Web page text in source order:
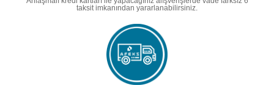
taksit imkanından yararlanabilirsiniz.